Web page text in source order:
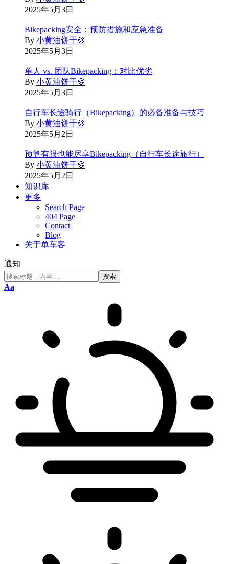
2025年5月3日
Bikepacking安全：预防措施和应急准备
By 小黄油饼干🍪
2025年5月3日
单人 vs. 团队Bikepacking：对比优劣
By 小黄油饼干🍪
2025年5月3日
自行车长途骑行（Bikepacking）的必备准备与技巧
By 小黄油饼干🍪
2025年5月2日
预算有限也能尽享Bikepacking（自行车长途旅行）
By 小黄油饼干🍪
2025年5月2日
知识库
更多
Search Page
404 Page
Contact
Blog
关于单车客
通知
Font
Aa